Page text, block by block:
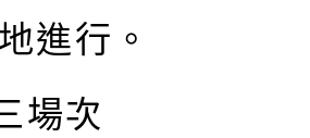
進行。
場次